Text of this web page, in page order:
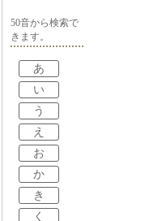
50音から検索で
きます。
あ
い
う
え
お
か
き
く